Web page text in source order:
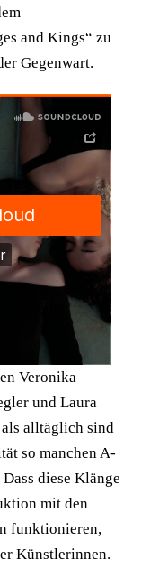
and Kings“ zu
Gegenwart.
Veronika
und Laura
als alltäglich sind
so manchen A-
diese Klänge
mit den
funktionieren,
Künstlerinnen.